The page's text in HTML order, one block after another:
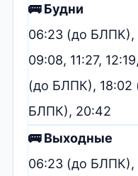
🚌 Будни
06:23 (до БЛПК),
09:08, 11:27,
(до БЛПК), 18:02
БЛПК), 20:42
🚌 Выходные
06:23 (до БЛПК),